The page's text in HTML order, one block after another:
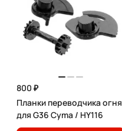
800 ₽
Планки переводчика огня
для G36 Cyma / HY116